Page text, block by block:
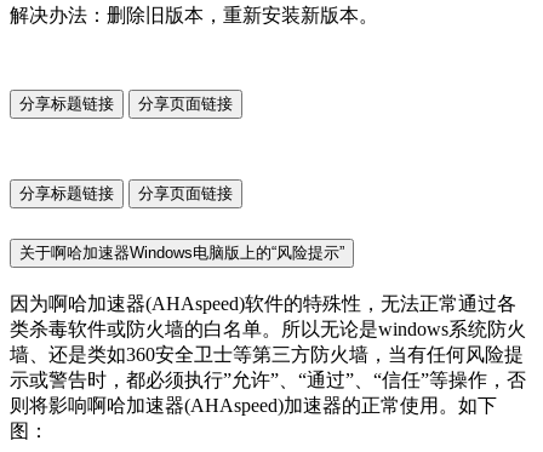
解决办法：删除旧版本，重新安装新版本。
分享标题链接 分享页面链接
分享标题链接 分享页面链接
关于啊哈加速器Windows电脑版上的“风险提示”
因为啊哈加速器(AHAspeed)软件的特殊性，无法正常通过各
类杀毒软件或防火墙的白名单。所以无论是windows系统防火
墙、还是类如360安全卫士等第三方防火墙，当有任何风险提
示或警告时，都必须执行”允许”、“通过”、“信任”等操作，否
则将影响啊哈加速器(AHAspeed)加速器的正常使用。如下
图：